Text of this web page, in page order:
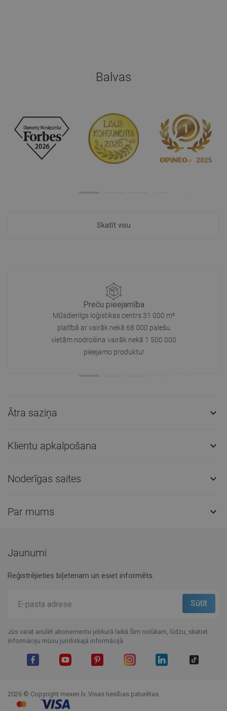
Balvas
Skatīt visu
Preču pieejamība
Mūsdienīgs loģistikas centrs 31 000 m²
platībā ar vairāk nekā 68 000 palešu
vietām nodrošina vairāk nekā 1 500 000
pieejamo produktu!
Ātra saziņa 
Klientu apkalpošana 
Noderīgas saites 
Par mums 
Jaunumi
Reģistrējieties biļetenam un esiet informēts.
Jūs varat anulēt abonementu jebkurā laikā.Šim nolūkam, lūdzu, skatiet
informāciju mūsu juridiskajā informācijā.
2026 © Copyright mexen.lv. Visas tiesības paturētas.